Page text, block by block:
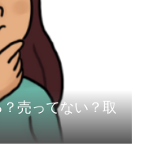
売ってない？取